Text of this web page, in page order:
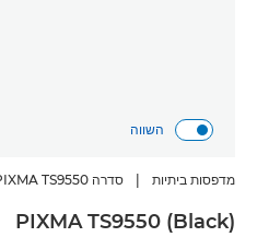
השווה
מדפסות ביתיות סדרה PIXMA TS9550
PIXMA TS9550 (Black)